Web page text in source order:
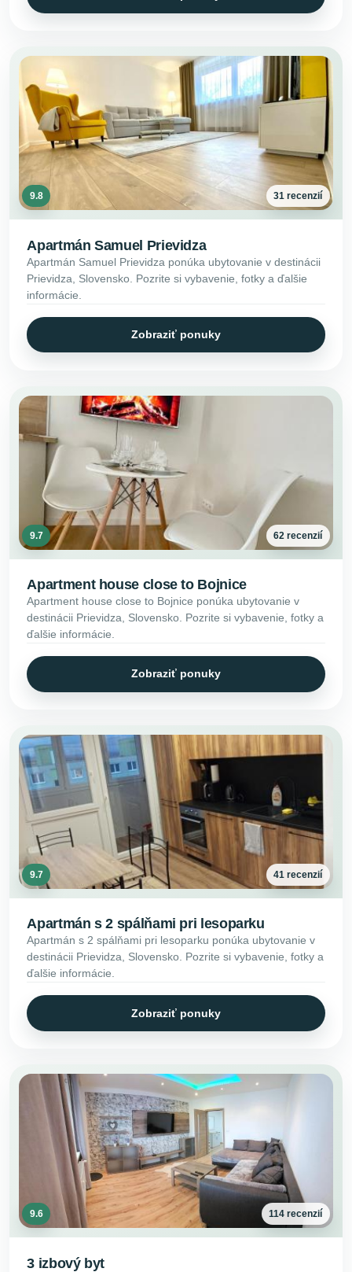
9.8 31 recenzií
Apartmán Samuel Prievidza
Apartmán Samuel Prievidza ponúka ubytovanie v destinácii
Prievidza, Slovensko. Pozrite si vybavenie, fotky a ďalšie
informácie.
Zobraziť ponuky
9.7 62 recenzií
Apartment house close to Bojnice
Apartment house close to Bojnice ponúka ubytovanie v
destinácii Prievidza, Slovensko. Pozrite si vybavenie, fotky a
ďalšie informácie.
Zobraziť ponuky
9.7 41 recenzií
Apartmán s 2 spálňami pri lesoparku
Apartmán s 2 spálňami pri lesoparku ponúka ubytovanie v
destinácii Prievidza, Slovensko. Pozrite si vybavenie, fotky a
ďalšie informácie.
Zobraziť ponuky
9.6 114 recenzií
3 izbový byt